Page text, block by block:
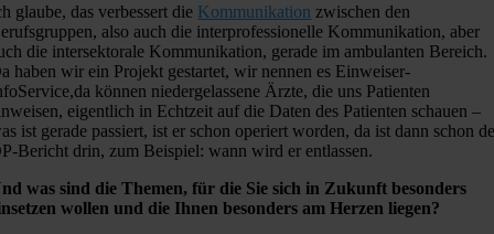
glaube, das verbessert die Kommunikation zwischen den
also auch die interprofessionelle Kommunikation, aber
die intersektorale Kommunikation, gerade im ambulanten Bereich.
haben wir ein Projekt gestartet, wir nennen es Einweiser-
können niedergelassene Ärzte, die uns Patienten
eigentlich in Echtzeit auf die Daten des Patienten schauen –
ist gerade passiert, ist er schon operiert worden, da ist dann schon
Bericht drin, zum Beispiel: wann wird er entlassen.
was sind die Themen, für die Sie sich in Zukunft besonders
wollen und die Ihnen besonders am Herzen liegen?